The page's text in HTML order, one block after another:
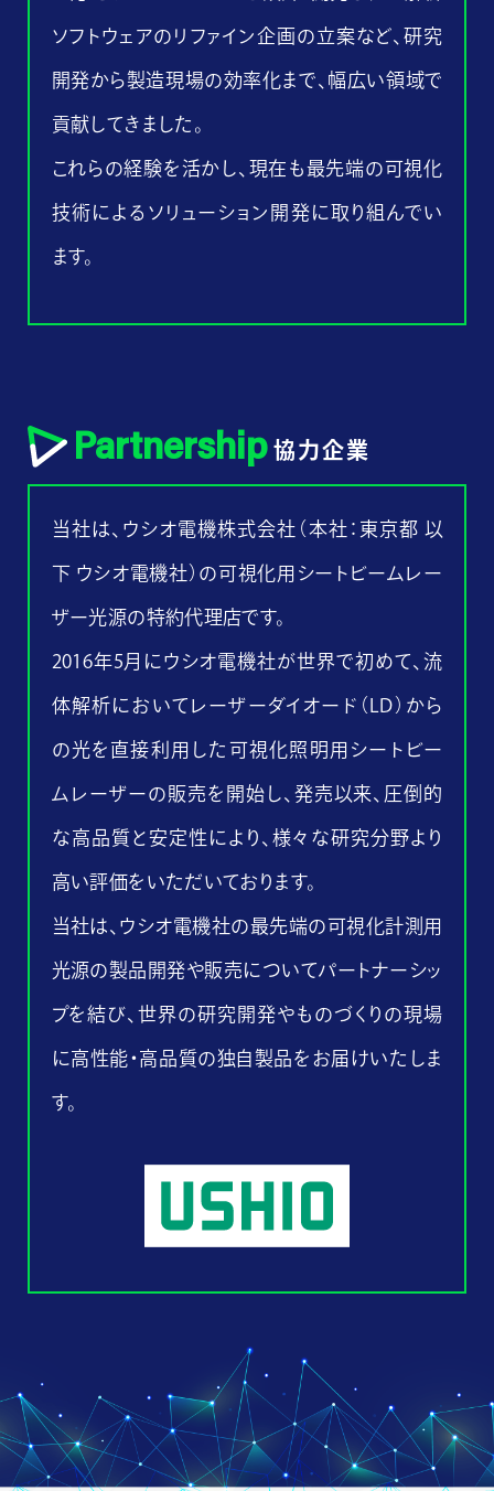
ソフトウェアのリファイン企画の立案など、研究
開発から製造現場の効率化まで、幅広い領域で
貢献してきました。
これらの経験を活かし、現在も最先端の可視化
技術によるソリューション開発に取り組んでい
ます。
Partnership協力企業
当社は、ウシオ電機株式会社（本社：東京都 以
下 ウシオ電機社）の可視化用シートビームレー
ザー光源の特約代理店です。
2016年5月にウシオ電機社が世界で初めて、流
体解析においてレーザーダイオード（LD）から
の光を直接利用した可視化照明用シートビー
ムレーザーの販売を開始し、発売以来、圧倒的
な高品質と安定性により、様々な研究分野より
高い評価をいただいております。
当社は、ウシオ電機社の最先端の可視化計測用
光源の製品開発や販売についてパートナーシッ
プを結び、世界の研究開発やものづくりの現場
に高性能・高品質の独自製品をお届けいたしま
す。